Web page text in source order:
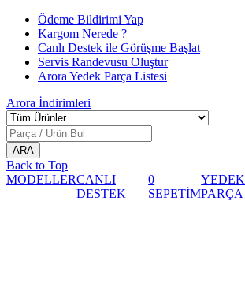
Ödeme Bildirimi Yap
Kargom Nerede ?
Canlı Destek ile Görüşme Başlat
Servis Randevusu Oluştur
Arora Yedek Parça Listesi
Arora İndirimleri
Back to Top
MODELLERCANLI
DESTEK
0
SEPETİM
YEDEK
PARÇA